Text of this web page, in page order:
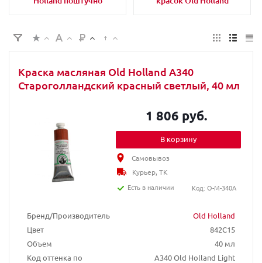
Краска масляная Old Holland A340
Староголландский красный светлый, 40 мл
Бренд/Производитель
Old Holland
Цвет
842C15
Объем
40 мл
Код оттенка по
A340 Old Holland Light
1 806 руб.
В корзину
Самовывоз
Курьер, ТК
Есть в наличии
Код: O-M-340A